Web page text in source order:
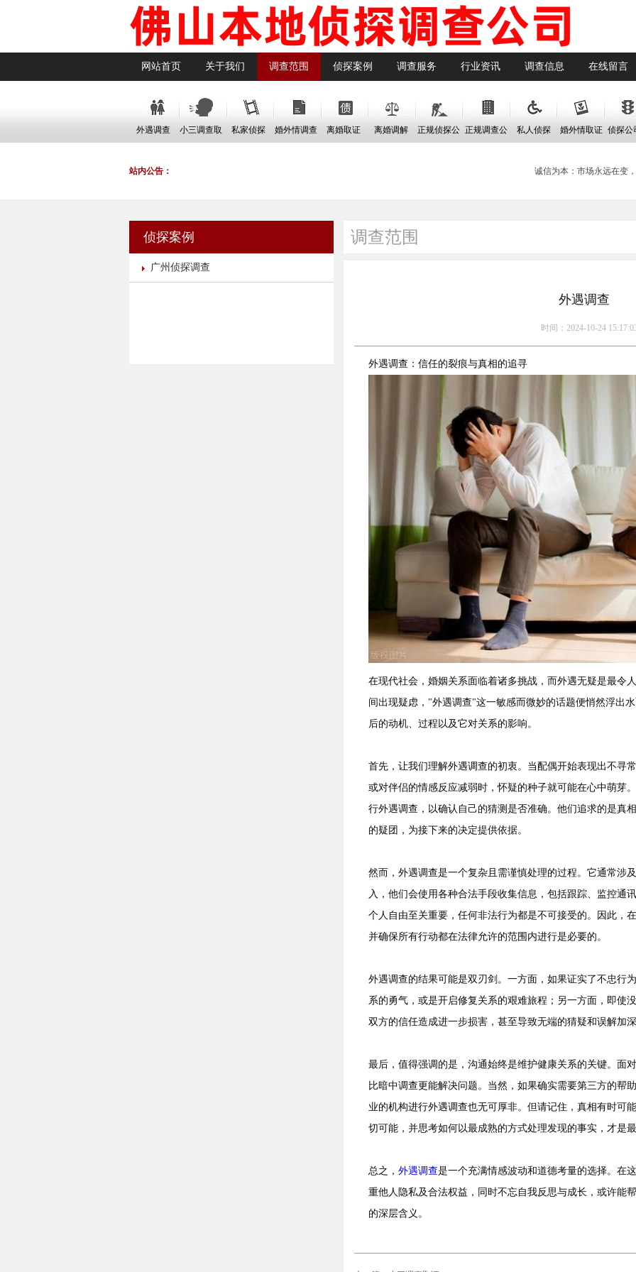
网站首页 关于我们 调查范围 侦探案例 调查服务 行业资讯 调查信息 在线留言
外遇调查 小三调查取 私家侦探 婚外情调查 离婚取证 离婚调解 正规侦探公 正规调查公 私人侦探 婚外情取证 侦探公
站内公告：
诚信为本：市场永远在变，
侦探案例
广州侦探调查
调查范围
外遇调查
时间：2024-10-24
外遇调查：信任的裂痕与真相的追寻
在现代社会，婚姻关系面临着诸多挑战，而外遇无疑是最令
间出现疑虑，"外遇调查"这一敏感而微妙的话题便悄然浮出
后的动机、过程以及它对关系的影响。
首先，让我们理解外遇调查的初衷。当配偶开始表现出不寻
或对伴侣的情感反应减弱时，怀疑的种子就可能在心中萌芽
行外遇调查，以确认自己的猜测是否准确。他们追求的是真
的疑团，为接下来的决定提供依据。
然而，外遇调查是一个复杂且需谨慎处理的过程。它通常涉
入，他们会使用各种合法手段收集信息，包括跟踪、监控通
个人自由至关重要，任何非法行为都是不可接受的。因此，
并确保所有行动都在法律允许的范围内进行是必要的。
外遇调查的结果可能是双刃剑。一方面，如果证实了不忠行
系的勇气，或是开启修复关系的艰难旅程；另一方面，即使
双方的信任造成进一步损害，甚至导致无端的猜疑和误解加
最后，值得强调的是，沟通始终是维护健康关系的关键。面
比暗中调查更能解决问题。当然，如果确实需要第三方的帮
业的机构进行外遇调查也无可厚非。但请记住，真相有时可
切可能，并思考如何以最成熟的方式处理发现的事实，才是
总之， 外遇调查是一个充满情感波动和道德考量的选择。在
重他人隐私及合法权益，同时不忘自我反思与成长，或许能
的深层含义。